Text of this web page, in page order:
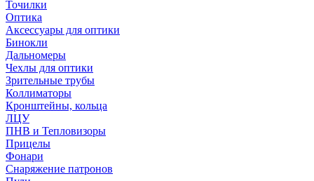
Точилки
Оптика
Аксессуары для оптики
Бинокли
Дальномеры
Чехлы для оптики
Зрительные трубы
Коллиматоры
Кронштейны, кольца
ЛЦУ
ПНВ и Тепловизоры
Прицелы
Фонари
Снаряжение патронов